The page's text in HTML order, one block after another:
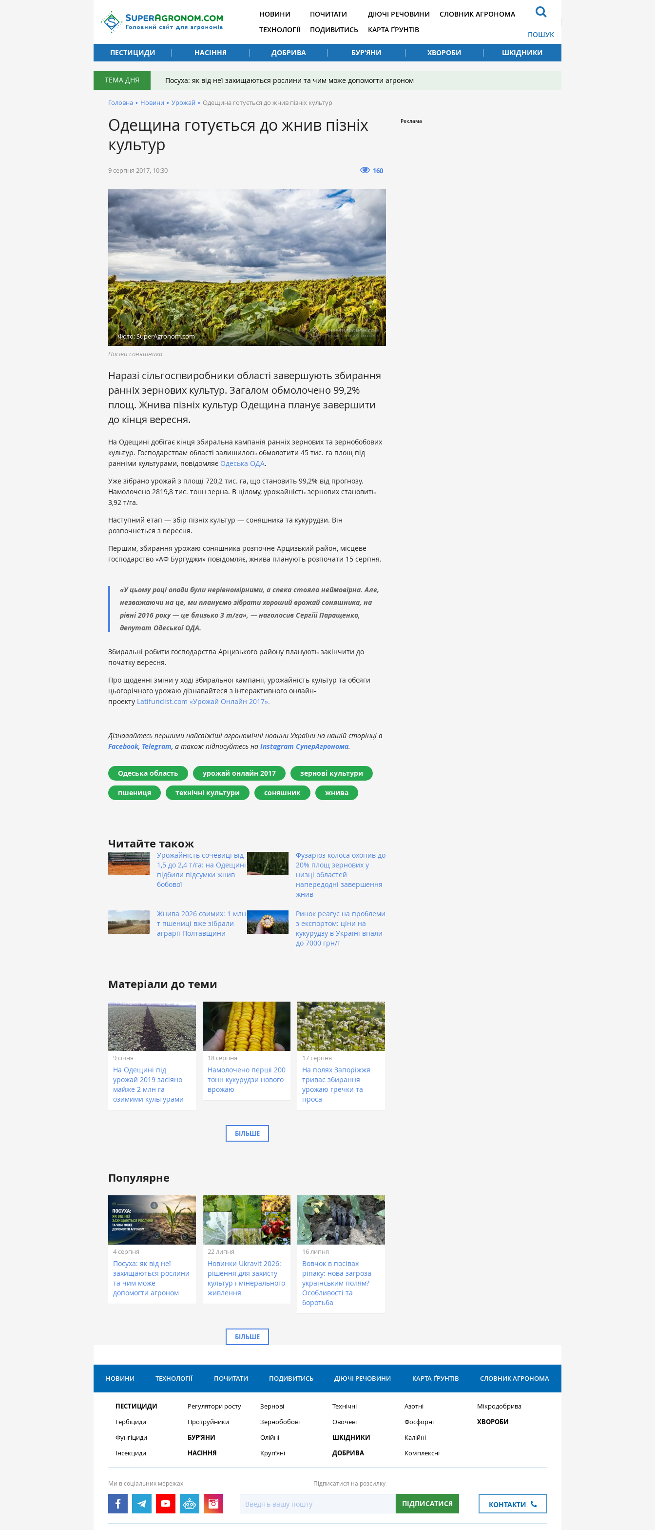
НОВИНИ
ТЕХНОЛОГІЇ
ПОЧИТАТИ
ПОДИВИТИСЬ
ДІЮЧІ РЕЧОВИНИ
КАРТА ҐРУНТІВ
СЛОВНИК АГРОНОМА
ПОШУК
ПЕСТИЦИДИ
НАСІННЯ ДОБРИВА БУР’ЯНИ ХВОРОБИ ШКІДНИКИ
ТЕМА ДНЯ Посуха: як від неї захищаються рослини та чим може допомогти агроном
Головна • Новини • Урожай • Одещина готується до жнив пізніх культур
Одещина готується до жнив пізніх
культур
9 серпня 2017, 10:30 160
Фото: SuperAgronom.com
Посіви соняшника
Наразі сільгоспвиробники області завершують збирання
ранніх зернових культур. Загалом обмолочено 99,2%
площ. Жнива пізніх культур Одещина планує завершити
до кінця вересня.
На Одещині добігає кінця збиральна кампанія ранніх зернових та зернобобових
культур. Господарствам області залишилось обмолотити 45 тис. га площ під
ранніми культурами, повідомляє Одеська ОДА.
Уже зібрано урожай з площі 720,2 тис. га, що становить 99,2% від прогнозу.
Намолочено 2819,8 тис. тонн зерна. В цілому, урожайність зернових становить
3,92 т/га.
Наступний етап — збір пізніх культур — соняшника та кукурудзи. Він
розпочнеться з вересня.
Першим, збирання урожаю соняшника розпочне Арцизький район, місцеве
господарство «АФ Бургуджи» повідомляє, жнива планують розпочати 15 серпня.
«У цьому році опади були нерівномірними, а спека стояла неймовірна. Але,
незважаючи на це, ми плануємо зібрати хороший врожай соняшника, на
рівні 2016 року — це близько 3 т/га», — наголосив Сергій Паращенко,
депутат Одеської ОДА.
Збиральні робити господарства Арцизького району планують закінчити до
початку вересня.
Про щоденні зміни у ході збиральної кампанії, урожайність культур та обсяги
цьогорічного урожаю дізнавайтеся з інтерактивного онлайн-
проекту Latifundist.com «Урожай Онлайн 2017».
Дізнавайтесь першими найсвіжіші агрономічні новини України на нашій сторінці в
Facebook, Telegram, а також підписуйтесь на Instagram СуперАгронома.
Одеська область урожай онлайн 2017 зернові культури
пшениця технічні культури соняшник жнива
Читайте також
Урожайність сочевиці від
1,5 до 2,4 т/га: на Одещині
підбили підсумки жнив
бобової
Фузаріоз колоса охопив до
20% площ зернових у
низці областей
напередодні завершення
жнив
Жнива 2026 озимих: 1 млн
т пшениці вже зібрали
аграрії Полтавщини
Ринок реагує на проблеми
з експортом: ціни на
кукурудзу в Україні впали
до 7000 грн/т
Матеріали до теми
9 січня
На Одещині під
урожай 2019 засіяно
майже 2 млн га
озимими культурами
18 серпня
Намолочено перші 200
тонн кукурудзи нового
врожаю
17 серпня
На полях Запоріжжя
триває збирання
урожаю гречки та
проса
БІЛЬШЕ
Популярне
4 серпня
Посуха: як від неї
захищаються рослини
та чим може
допомогти агроном
22 липня
Новинки Ukravit 2026:
рішення для захисту
культур і мінерального
живлення
16 липня
Вовчок в посівах
ріпаку: нова загроза
українським полям?
Особливості та
боротьба
БІЛЬШЕ
НОВИНИ ТЕХНОЛОГІЇ ПОЧИТАТИ ПОДИВИТИСЬ ДІЮЧІ РЕЧОВИНИ КАРТА ҐРУНТІВ СЛОВНИК АГРОНОМА
ПЕСТИЦИДИ
Гербіциди
Фунгіциди
Інсекциди
Регулятори росту
Протруйники
БУР’ЯНИ
НАСІННЯ
Зернові
Зернобобові
Олійні
Круп’яні
Технічні
Овочеві
ШКІДНИКИ
ДОБРИВА
Азотні
Фосфорні
Калійні
Комплексні
Мікродобрива
ХВОРОБИ
Ми в соціальних мережах Підписатися на розсилку
ПІДПИСАТИСЯ КОНТАКТИ